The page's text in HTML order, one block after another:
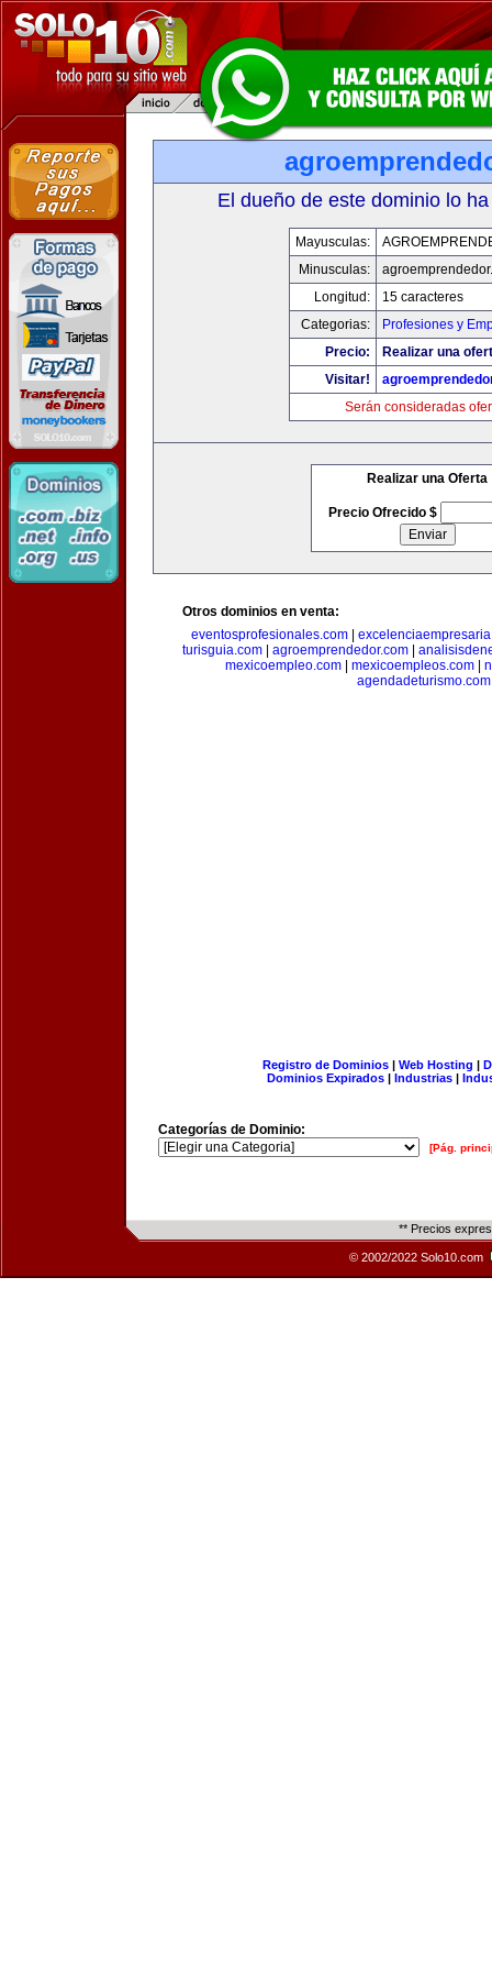
El dueño de este dominio lo
Mayusculas:
Minusculas:
Longitud:
15 caracteres
Categorias:
Profesiones y
Precio:
Realizar una
Visitar!
Serán consideradas
Realizar una Oferta
Precio Ofrecido $
Otros dominios en venta:
eventosprofesionales.com
turisguia.com
agroemprendedor.com
mexicoempleo.com
mexicoempleos.com
agendadeturismo.com
Registro de Dominios| Web Hosting |
Dominios Expirados | Industrias |
Categorías de Dominio:
[Pág.
** Precios
© 2002/2022 Solo10.com